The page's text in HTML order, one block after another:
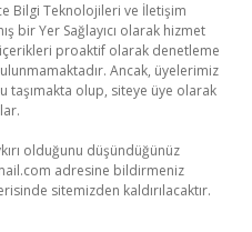
Bilgi Teknolojileri ve İletişim
bir Yer Sağlayıcı olarak hizmet
proaktif olarak denetleme
Ancak, üyelerimiz
taşımakta olup, siteye üye olarak
olduğunu düşündüğünüz
adresine bildirmeniz
sitemizden kaldırılacaktır.